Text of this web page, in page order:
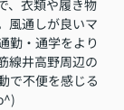
、衣類や履き物
風通しが良いマ
勤・通学をより
線井高野周辺の
で不便を感じる